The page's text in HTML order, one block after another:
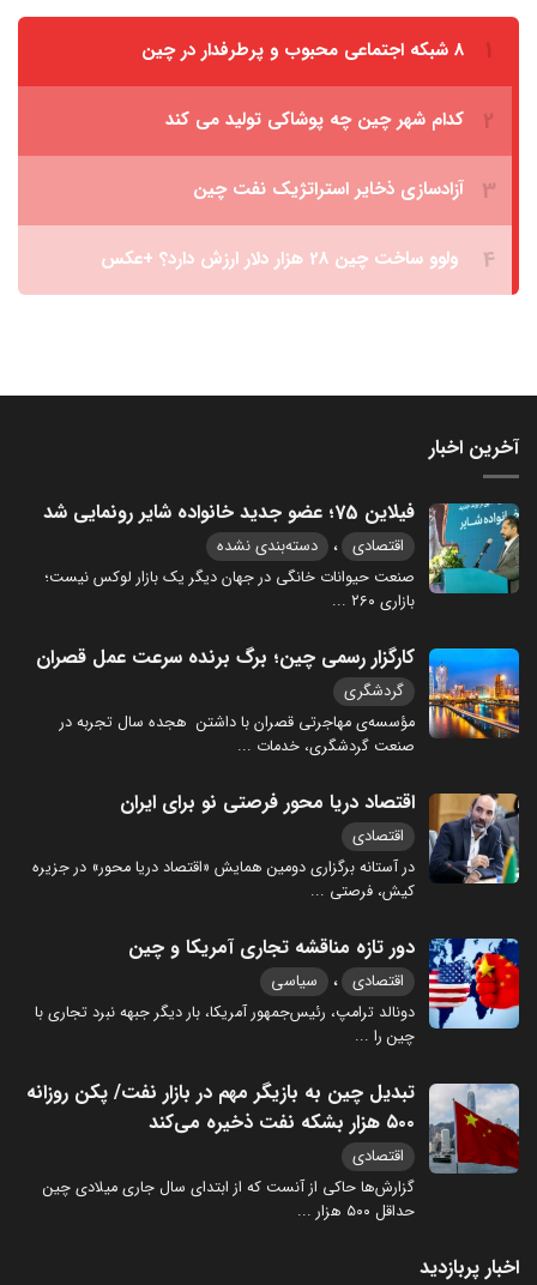
آخرین اخبار
فیلاین 75؛ عضو جدید خانواده شایر رونمایی شد
اقتصادی ، دسته‌بندی نشده
صنعت حیوانات خانگی در جهان دیگر یک بازار لوکس نیست؛
بازاری ۲۶۰
...
کارگزار رسمی چین؛ برگ برنده سرعت عمل قصران
گردشگری
مؤسسه‌ی مهاجرتی قصران با داشتن هجده سال تجربه در
صنعت گردشگری، خدمات ...
اقتصاد دریا محور فرصتی نو برای ایران
اقتصادی
در آستانه برگزاری دومین همایش «اقتصاد دریا محور» در جزیره
کیش، فرصتی ...
دور تازه مناقشه تجاری آمریکا و چین
اقتصادی ، سیاسی
دونالد ترامپ، رئیس‌جمهور آمریکا، بار دیگر جبهه نبرد تجاری با
چین را ...
تبدیل چین به بازیگر مهم در بازار نفت/ پکن روزانه
۵۰۰ هزار بشکه نفت ذخیره می‌کند
اقتصادی
گزارش‌ها حاکی از آنست که از ابتدای سال جاری میلادی چین
حداقل ۵۰۰ هزار
...
اخبار پربازدید